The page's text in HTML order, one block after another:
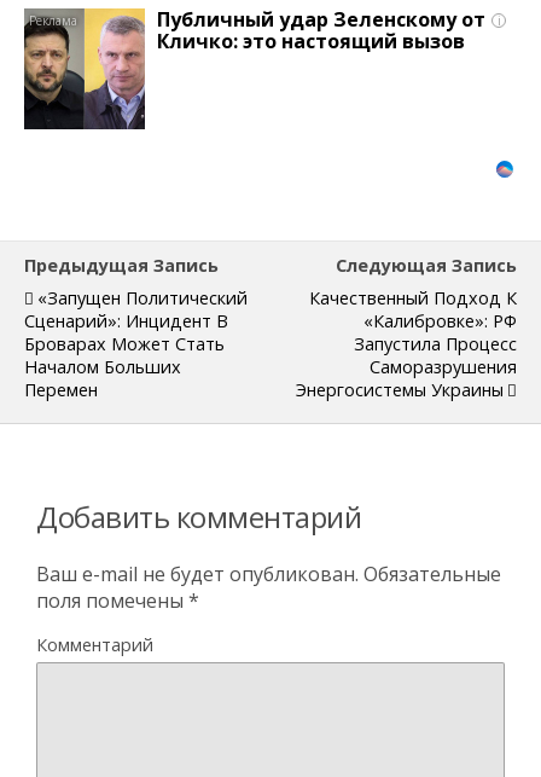
i
Публичный удар Зеленскому от
Кличко: это настоящий вызов
Предыдущая Запись
«Запущен Политический
Сценарий»: Инцидент В
Броварах Может Стать
Началом Больших
Перемен
Следующая Запись
Качественный Подход К
«калибровке»: РФ
Запустила Процесс
Саморазрушения
Энергосистемы Украины
Добавить комментарий
Ваш e-mail не будет опубликован. Обязательные
поля помечены *
Комментарий